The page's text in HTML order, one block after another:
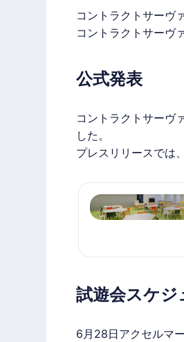
コントラクトサーヴ
コントラクトサーヴ
公式発表
コントラクトサーヴ
した。
プレスリリースでは
試遊会スケジ
6月28日アクセルマ